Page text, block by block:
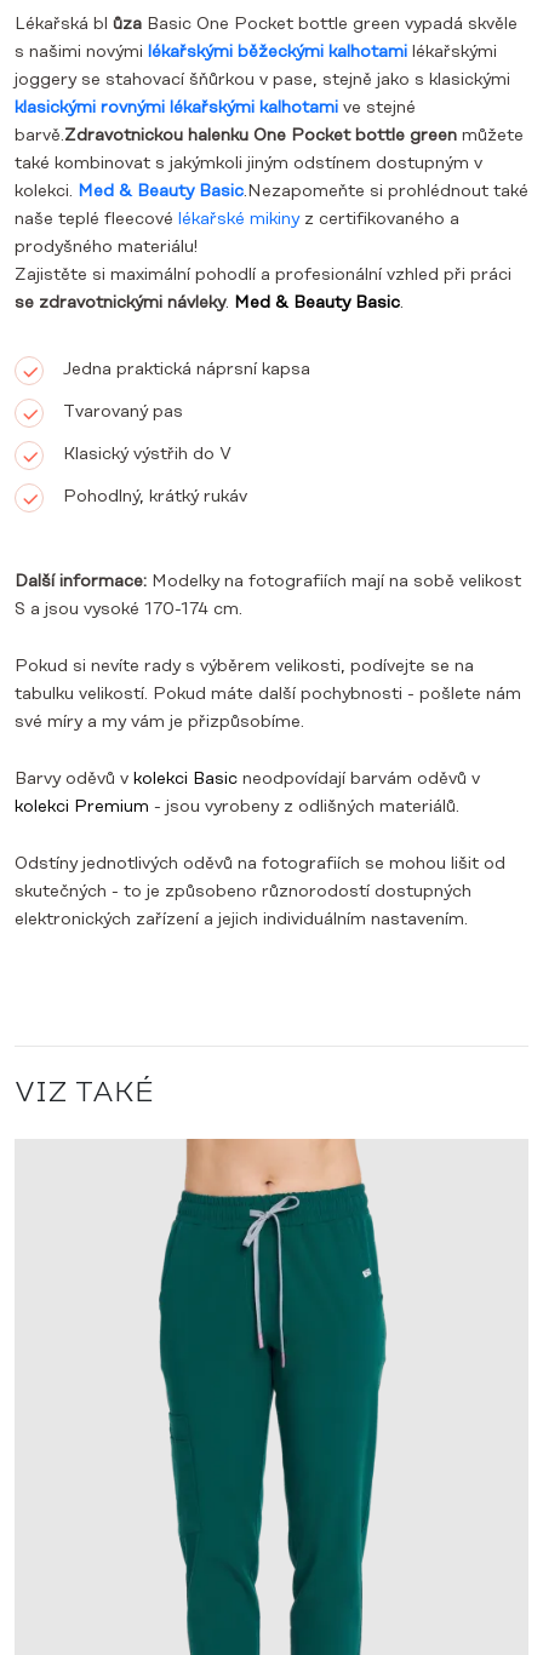
Lékařská bl ůza Basic One Pocket bottle green vypadá skvěle
s našimi novými lékařskými běžeckými kalhotami lékařskými
joggery se stahovací šňůrkou v pase, stejně jako s klasickými
klasickými rovnými lékařskými kalhotami ve stejné
barvě.Zdravotnickou halenku One Pocket bottle green můžete
také kombinovat s jakýmkoli jiným odstínem dostupným v
kolekci. Med & Beauty Basic.Nezapomeňte si prohlédnout také
naše teplé fleecové lékařské mikinyz certifikovaného a
prodyšného materiálu!
Zajistěte si maximální pohodlí a profesionální vzhled při práci
se zdravotnickými návleky. Med & Beauty Basic.
Jedna praktická náprsní kapsa
Tvarovaný pas
Klasický výstřih do V
Pohodlný, krátký rukáv
Další informace: Modelky na fotografiích mají na sobě velikost
S a jsou vysoké 170-174 cm.
Pokud si nevíte rady s výběrem velikosti, podívejte se na
tabulku velikostí. Pokud máte další pochybnosti - pošlete nám
své míry a my vám je přizpůsobíme.
Barvy oděvů v kolekci Basic neodpovídají barvám oděvů v
kolekci Premium - jsou vyrobeny z odlišných materiálů.
Odstíny jednotlivých oděvů na fotografiích se mohou lišit od
skutečných - to je způsobeno různorodostí dostupných
elektronických zařízení a jejich individuálním nastavením.
VIZ TAKÉ